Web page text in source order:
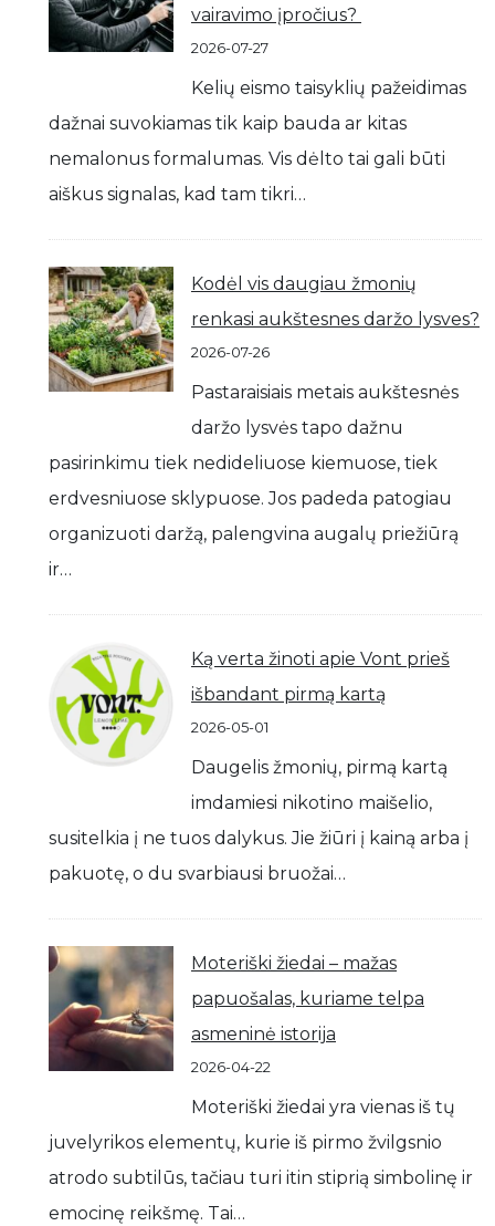
vairavimo įpročius?
2026-07-27
Kelių eismo taisyklių pažeidimas
dažnai suvokiamas tik kaip bauda ar kitas
nemalonus formalumas. Vis dėlto tai gali būti
aiškus signalas, kad tam tikri…
Kodėl vis daugiau žmonių
renkasi aukštesnes daržo lysves?
2026-07-26
Pastaraisiais metais aukštesnės
daržo lysvės tapo dažnu
pasirinkimu tiek nedideliuose kiemuose, tiek
erdvesniuose sklypuose. Jos padeda patogiau
organizuoti daržą, palengvina augalų priežiūrą
ir…
Ką verta žinoti apie Vont prieš
išbandant pirmą kartą
2026-05-01
Daugelis žmonių, pirmą kartą
imdamiesi nikotino maišelio,
susitelkia į ne tuos dalykus. Jie žiūri į kainą arba į
pakuotę, o du svarbiausi bruožai…
Moteriški žiedai – mažas
papuošalas, kuriame telpa
asmeninė istorija
2026-04-22
Moteriški žiedai yra vienas iš tų
juvelyrikos elementų, kurie iš pirmo žvilgsnio
atrodo subtilūs, tačiau turi itin stiprią simbolinę ir
emocinę reikšmę. Tai…